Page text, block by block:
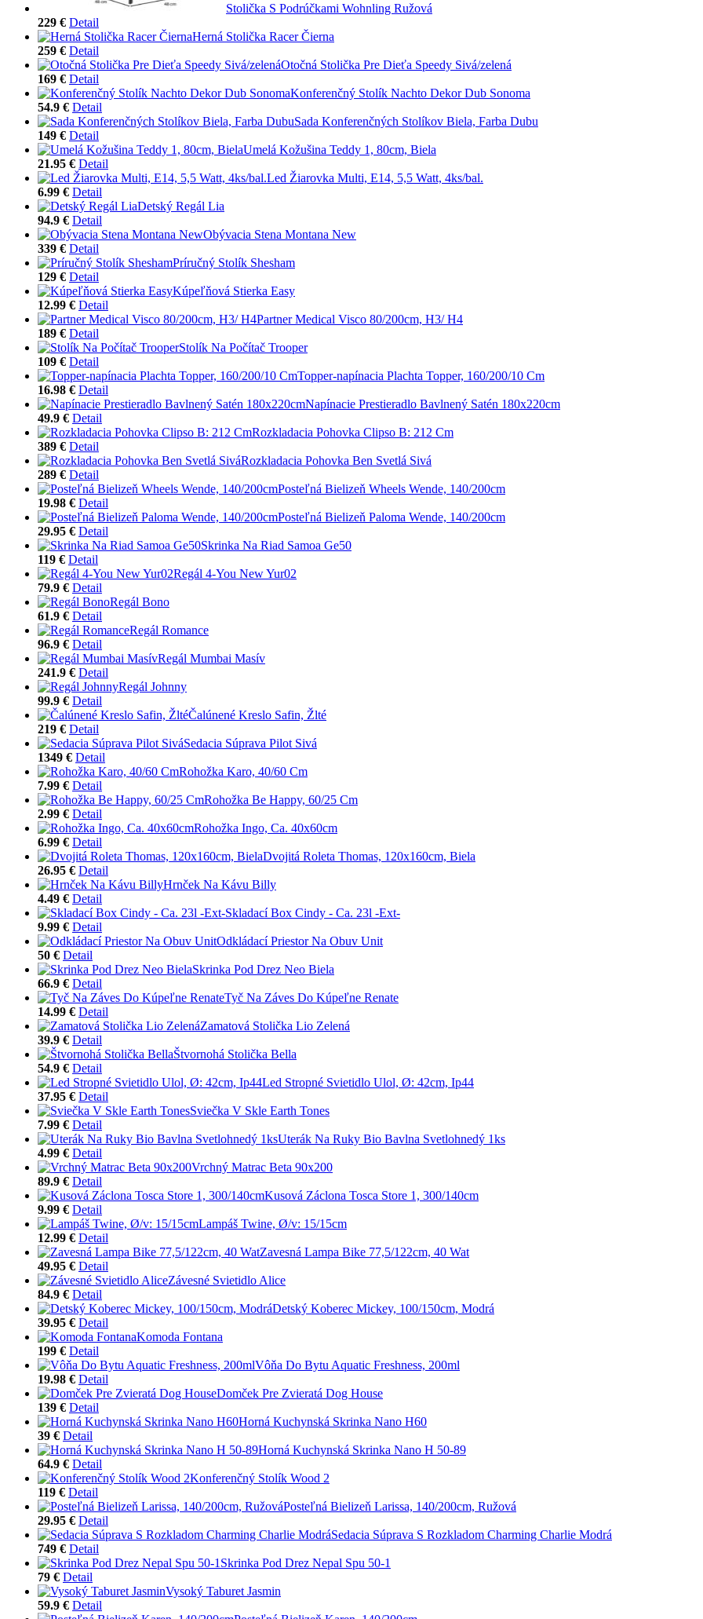
Stolička S Podrúčkami Wohnling Ružová
229 € Detail
Herná Stolička Racer Čierna
259 € Detail
Otočná Stolička Pre Dieťa Speedy Sivá/zelená
169 € Detail
Konferenčný Stolík Nachto Dekor Dub Sonoma
54.9 € Detail
Sada Konferenčných Stolíkov Biela, Farba Dubu
149 € Detail
Umelá Kožušina Teddy 1, 80cm, Biela
21.95 € Detail
Led Žiarovka Multi, E14, 5,5 Watt, 4ks/bal.
6.99 € Detail
Detský Regál Lia
94.9 € Detail
Obývacia Stena Montana New
339 € Detail
Príručný Stolík Shesham
129 € Detail
Kúpeľňová Stierka Easy
12.99 € Detail
Partner Medical Visco 80/200cm, H3/ H4
189 € Detail
Stolík Na Počítač Trooper
109 € Detail
Topper-napínacia Plachta Topper, 160/200/10 Cm
16.98 € Detail
Napínacie Prestieradlo Bavlnený Satén 180x220cm
49.9 € Detail
Rozkladacia Pohovka Clipso B: 212 Cm
389 € Detail
Rozkladacia Pohovka Ben Svetlá Sivá
289 € Detail
Posteľná Bielizeň Wheels Wende, 140/200cm
19.98 € Detail
Posteľná Bielizeň Paloma Wende, 140/200cm
29.95 € Detail
Skrinka Na Riad Samoa Ge50
119 € Detail
Regál 4-You New Yur02
79.9 € Detail
Regál Bono
61.9 € Detail
Regál Romance
96.9 € Detail
Regál Mumbai Masív
241.9 € Detail
Regál Johnny
99.9 € Detail
Čalúnené Kreslo Safin, Žlté
219 € Detail
Sedacia Súprava Pilot Sivá
1349 € Detail
Rohožka Karo, 40/60 Cm
7.99 € Detail
Rohožka Be Happy, 60/25 Cm
2.99 € Detail
Rohožka Ingo, Ca. 40x60cm
6.99 € Detail
Dvojitá Roleta Thomas, 120x160cm, Biela
26.95 € Detail
Hrnček Na Kávu Billy
4.49 € Detail
Skladací Box Cindy - Ca. 23l -Ext-
9.99 € Detail
Odkládací Priestor Na Obuv Unit
50 € Detail
Skrinka Pod Drez Neo Biela
66.9 € Detail
Tyč Na Záves Do Kúpeľne Renate
14.99 € Detail
Zamatová Stolička Lio Zelená
39.9 € Detail
Štvornohá Stolička Bella
54.9 € Detail
Led Stropné Svietidlo Ulol, Ø: 42cm, Ip44
37.95 € Detail
Sviečka V Skle Earth Tones
7.99 € Detail
Uterák Na Ruky Bio Bavlna Svetlohnedý 1ks
4.99 € Detail
Vrchný Matrac Beta 90x200
89.9 € Detail
Kusová Záclona Tosca Store 1, 300/140cm
9.99 € Detail
Lampáš Twine, Ø/v: 15/15cm
12.99 € Detail
Zavesná Lampa Bike 77,5/122cm, 40 Wat
49.95 € Detail
Závesné Svietidlo Alice
84.9 € Detail
Detský Koberec Mickey, 100/150cm, Modrá
39.95 € Detail
Komoda Fontana
199 € Detail
Vôňa Do Bytu Aquatic Freshness, 200ml
19.98 € Detail
Domček Pre Zvieratá Dog House
139 € Detail
Horná Kuchynská Skrinka Nano H60
39 € Detail
Horná Kuchynská Skrinka Nano H 50-89
64.9 € Detail
Konferenčný Stolík Wood 2
119 € Detail
Posteľná Bielizeň Larissa, 140/200cm, Ružová
29.95 € Detail
Sedacia Súprava S Rozkladom Charming Charlie Modrá
749 € Detail
Skrinka Pod Drez Nepal Spu 50-1
79 € Detail
Vysoký Taburet Jasmin
59.9 € Detail